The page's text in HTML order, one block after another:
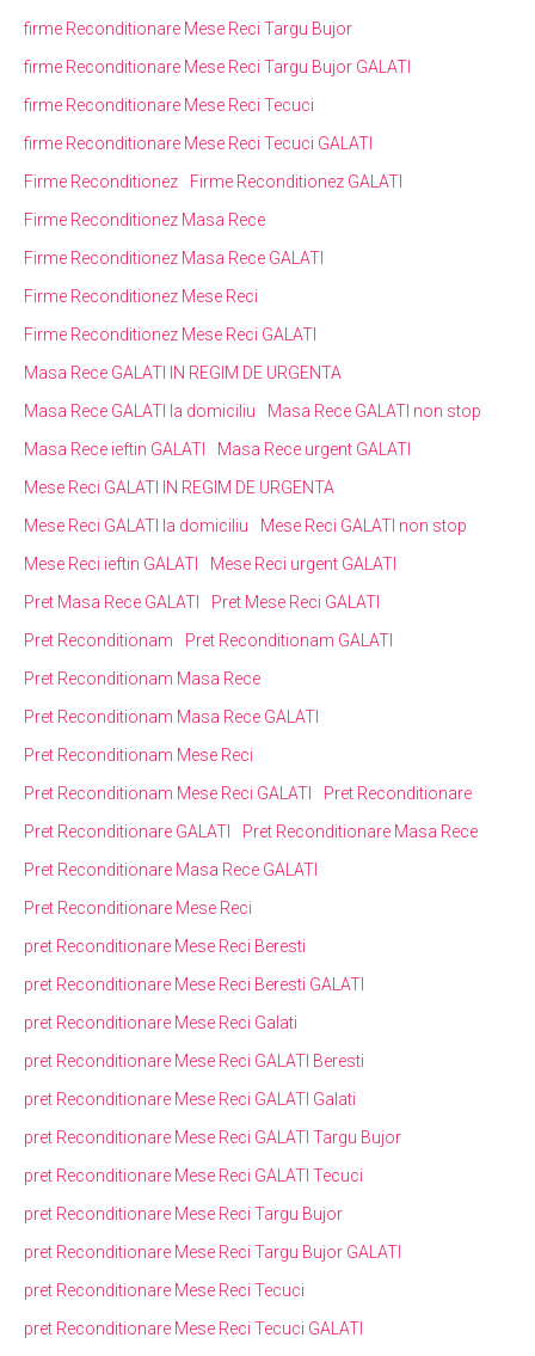
firme Reconditionare Mese Reci Targu Bujor
firme Reconditionare Mese Reci Targu Bujor GALATI
firme Reconditionare Mese Reci Tecuci
firme Reconditionare Mese Reci Tecuci GALATI
Firme Reconditionez
Firme Reconditionez GALATI
Firme Reconditionez Masa Rece
Firme Reconditionez Masa Rece GALATI
Firme Reconditionez Mese Reci
Firme Reconditionez Mese Reci GALATI
Masa Rece GALATI IN REGIM DE URGENTA
Masa Rece GALATI la domiciliu
Masa Rece GALATI non stop
Masa Rece ieftin GALATI
Masa Rece urgent GALATI
Mese Reci GALATI IN REGIM DE URGENTA
Mese Reci GALATI la domiciliu
Mese Reci GALATI non stop
Mese Reci ieftin GALATI
Mese Reci urgent GALATI
Pret Masa Rece GALATI
Pret Mese Reci GALATI
Pret Reconditionam
Pret Reconditionam GALATI
Pret Reconditionam Masa Rece
Pret Reconditionam Masa Rece GALATI
Pret Reconditionam Mese Reci
Pret Reconditionam Mese Reci GALATI
Pret Reconditionare
Pret Reconditionare GALATI
Pret Reconditionare Masa Rece
Pret Reconditionare Masa Rece GALATI
Pret Reconditionare Mese Reci
pret Reconditionare Mese Reci Beresti
pret Reconditionare Mese Reci Beresti GALATI
pret Reconditionare Mese Reci Galati
pret Reconditionare Mese Reci GALATI Beresti
pret Reconditionare Mese Reci GALATI Galati
pret Reconditionare Mese Reci GALATI Targu Bujor
pret Reconditionare Mese Reci GALATI Tecuci
pret Reconditionare Mese Reci Targu Bujor
pret Reconditionare Mese Reci Targu Bujor GALATI
pret Reconditionare Mese Reci Tecuci
pret Reconditionare Mese Reci Tecuci GALATI